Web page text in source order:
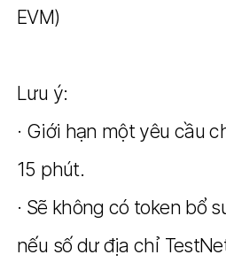
EVM)
Lưu ý:
· Giới hạn một yêu cầu
15 phút.
· Sẽ không có token bổ
nếu số dư địa chỉ